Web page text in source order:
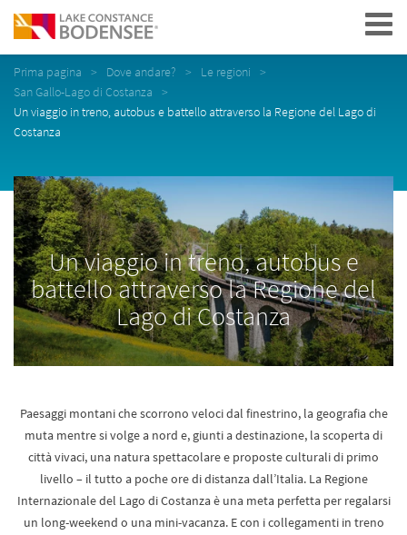
Navigation
Prima pagina Dove andare?
Le regioni
San Gallo-Lago di Costanza
Un viaggio in treno, autobus e battello attraverso la Regione del Lago di
Costanza
Un viaggio in treno, autobus e
battello attraverso la Regione del
Lago di Costanza
Paesaggi montani che scorrono veloci dal finestrino, la geografia che
muta mentre si volge a nord e, giunti a destinazione, la scoperta di
città vivaci, una natura spettacolare e proposte culturali di primo
livello – il tutto a poche ore di distanza dall’Italia. La Regione
Internazionale del Lago di Costanza è una meta perfetta per regalarsi
un long-weekend o una mini-vacanza. E con i collegamenti in treno